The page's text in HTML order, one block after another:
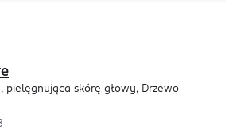
pielęgnująca skórę głowy, Drzewo